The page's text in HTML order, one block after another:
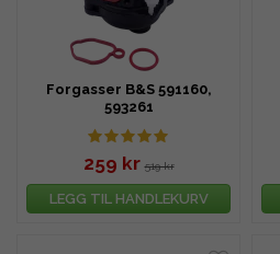
Forgasser B&S 591160,
593261
259 kr 519 kr
LEGG TIL HANDLEKURV